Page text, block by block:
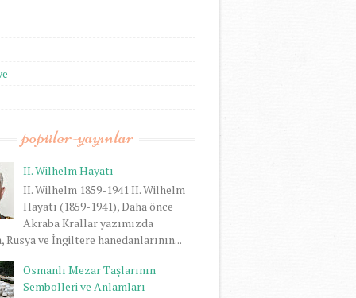
popüler-yayınlar
II. Wilhelm Hayatı
II. Wilhelm 1859-1941 II. Wilhelm
Hayatı (1859-1941), Daha önce
Akraba Krallar yazımızda
Rusya ve İngiltere hanedanlarının...
Osmanlı Mezar Taşlarının
Sembolleri ve Anlamları